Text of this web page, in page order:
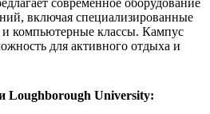
современное оборудование
включая специализированные
и компьютерные классы. Кампус
для активного отдыха и
Loughborough University: